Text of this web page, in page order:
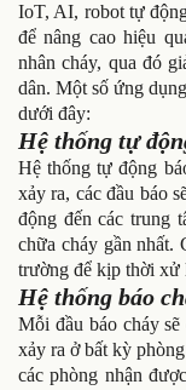
IoT, AI, robot tự
để nâng cao hiệu
nhân cháy, qua đó
dân. Một số ứng
dưới đây:
Hệ thống tự
Hệ thống tự động
xảy ra, các đầu báo
động đến các trung
chữa cháy gần nhất.
trường để kịp thời xử
Hệ thống báo
Mỗi đầu báo cháy
xảy ra ở bất kỳ
các phòng nhận